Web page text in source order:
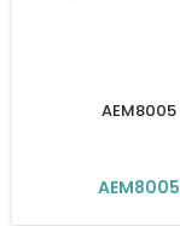
AEM8005
AEM8005